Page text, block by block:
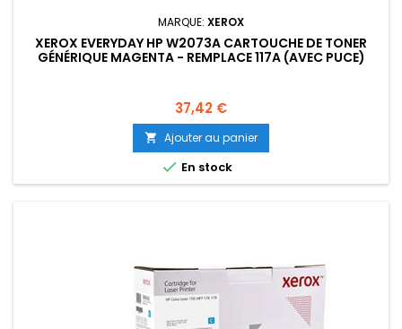
MARQUE: XEROX
XEROX EVERYDAY HP W2073A CARTOUCHE DE TONER
GÉNÉRIQUE MAGENTA - REMPLACE 117A (AVEC PUCE)
Prix
37,42 €
 Ajouter au panier
 En stock